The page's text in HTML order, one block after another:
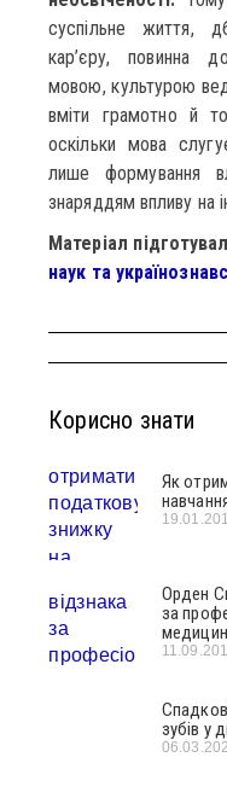
суспільне життя,
кар’єру, повинна
мовою, культурою
вміти грамотно й
оскільки мова
лише формування
знаряддям впливу на
Матеріал
наук та
Корисно знати
Як
Орден
за
зубів у